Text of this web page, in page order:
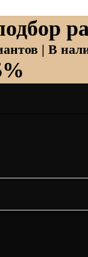
| В